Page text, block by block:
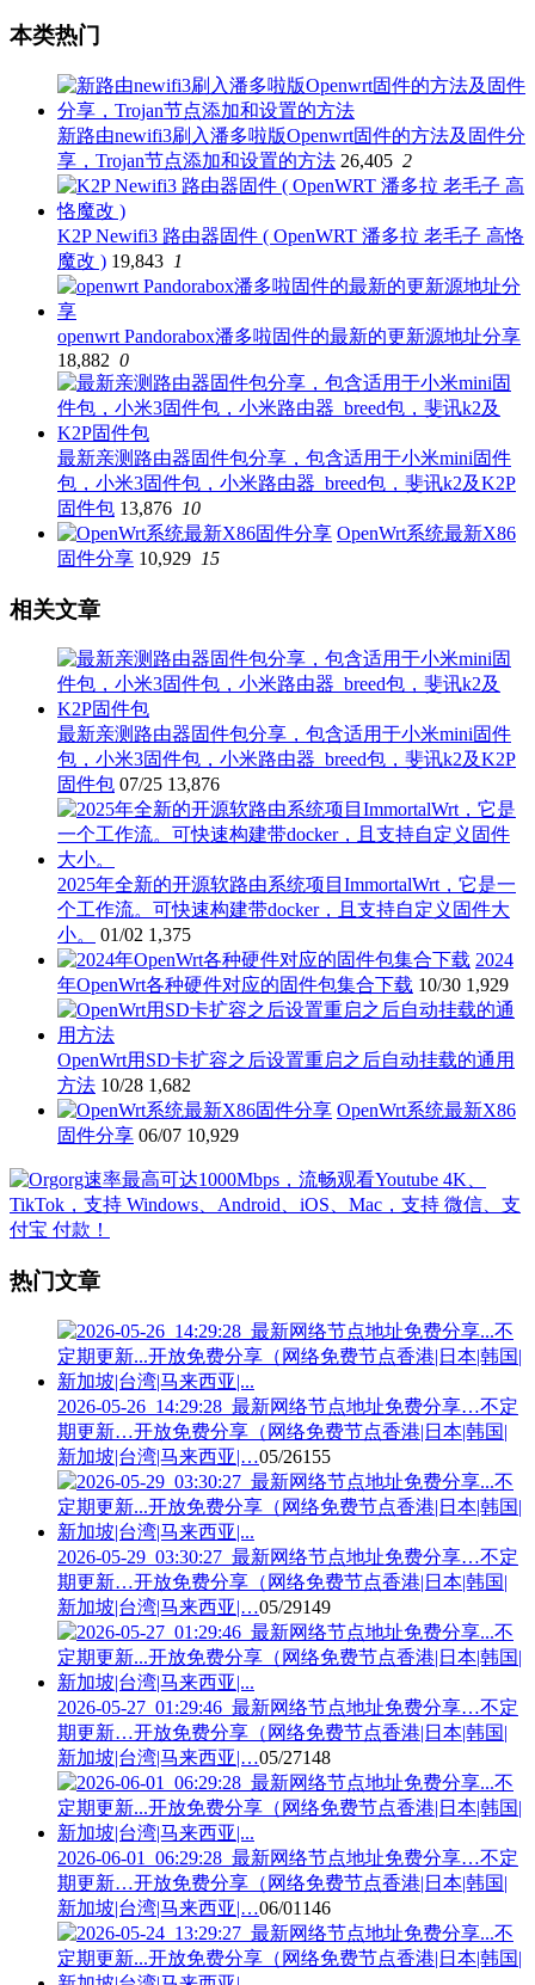
本类热门
新路由newifi3刷入潘多啦版Openwrt固件的方法及固件分
享，Trojan节点添加和设置的方法 26,405 2
K2P Newifi3 路由器固件 ( OpenWRT 潘多拉 老毛子 高恪
魔改 ) 19,843 1
openwrt Pandorabox潘多啦固件的最新的更新源地址分享
18,882 0
最新亲测路由器固件包分享，包含适用于小米mini固件
包，小米3固件包，小米路由器_breed包，斐讯k2及K2P
固件包 13,876 10
OpenWrt系统最新X86
固件分享 10,929 15
相关文章
最新亲测路由器固件包分享，包含适用于小米mini固件
包，小米3固件包，小米路由器_breed包，斐讯k2及K2P
固件包 07/25 13,876
2025年全新的开源软路由系统项目ImmortalWrt，它是一
个工作流。可快速构建带docker，且支持自定义固件大
小。
01/02 1,375
2024
年OpenWrt各种硬件对应的固件包集合下载 10/30 1,929
OpenWrt用SD卡扩容之后设置重启之后自动挂载的通用
方法 10/28 1,682
OpenWrt系统最新X86
固件分享 06/07 10,929
热门文章
2026-05-26_14:29:28_最新网络节点地址免费分享…不定
期更新…开放免费分享（网络免费节点香港|日本|韩国|
新加坡|台湾|马来西亚|…05/26155
2026-05-29_03:30:27_最新网络节点地址免费分享…不定
期更新…开放免费分享（网络免费节点香港|日本|韩国|
新加坡|台湾|马来西亚|…05/29149
2026-05-27_01:29:46_最新网络节点地址免费分享…不定
期更新…开放免费分享（网络免费节点香港|日本|韩国|
新加坡|台湾|马来西亚|…05/27148
2026-06-01_06:29:28_最新网络节点地址免费分享…不定
期更新…开放免费分享（网络免费节点香港|日本|韩国|
新加坡|台湾|马来西亚|…06/01 146